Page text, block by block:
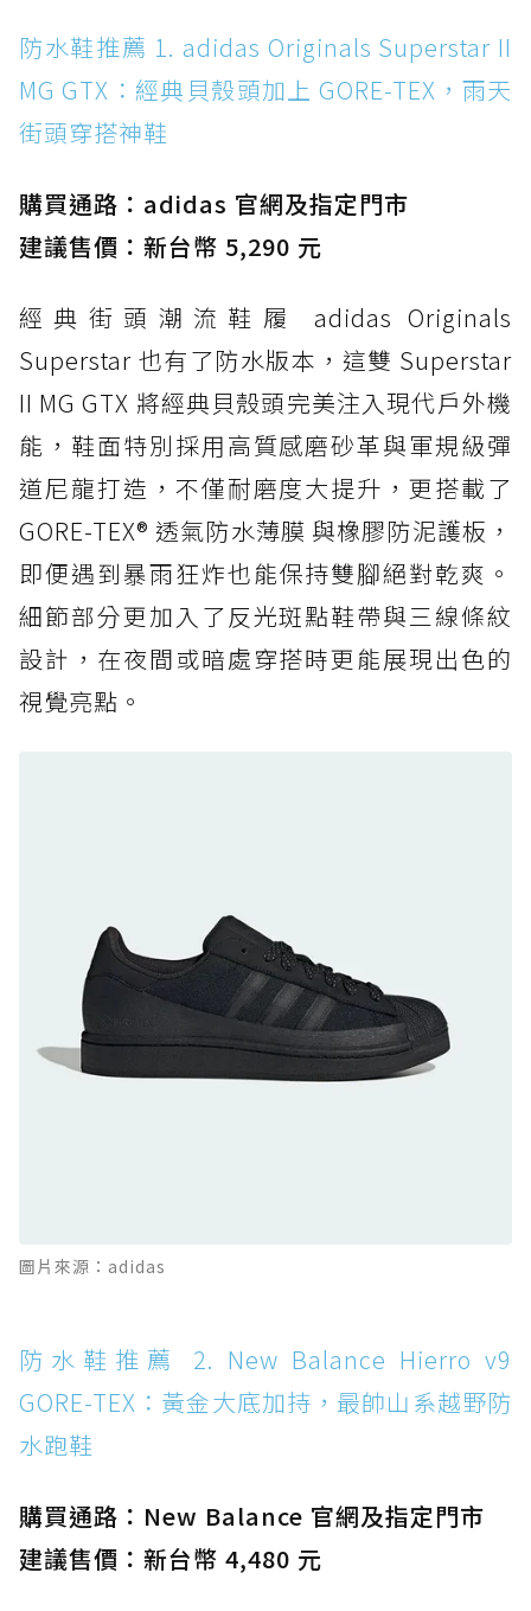
防水鞋推薦 1. adidas Originals Superstar II
MG GTX：經典貝殼頭加上 GORE-TEX，雨天街
頭穿搭神鞋
防水鞋推薦 2. New Balance Hierro v9 GORE-
防水鞋推薦 3. Nike Dunk Low GORE-TEX：
經典 Dunk 輪廓加上防水科技，雨天穿搭帥度不
打折
防水鞋推薦 4. ASICS TRABUCO 14 GTX：搭
載 GORE-TEX 隱形貼合科技，全方位防水神鞋
防水鞋推薦 5. Salomon XT-6 GORE-TEX：潮
人必備山系鞋王！防滑、防水與街頭顏值一次攻
頂
防水鞋推薦 6. HOKA Stinson Evo GTX：越野
復刻厚底，GORE-TEX 防水與增高神器一次滿
防水鞋推薦 7. Timberland Motion Access：
黃靴同級頂級防水，輕量化工裝健走鞋雨天必備
防水鞋推薦 7. Timberland Motion Access：
黃靴同級頂級防水，輕量化工裝健走鞋雨天必備
防水鞋推薦 10. PUMA Voyage NITRO™ 4
GORE-TEX：氮氣中底注入，回彈與防滑兼具的
全天候越野跑鞋
防水鞋推薦 11. On Cloudhorizon 2 WP：腳
感軟彈、搭載 Missiongrip™ 的防水輕越野鞋
Boot：馬汀首款雨靴登場，經典八孔加上全防
防水鞋推薦 14. SKECHERS BADGER
WATERPROOF：一踩即穿懶人神器！搭載固特
異大底與全防水厚底健走鞋
防水鞋推薦 15. Brooks Cascadia 19 GTX：注
防水鞋推薦 1. adidas Originals Superstar II
MG GTX：經典貝殼頭加上 GORE-TEX，雨天
街頭穿搭神鞋
購買通路：adidas 官網及指定門市
建議售價：新台幣 5,290 元
經典街頭潮流鞋履 adidas Originals
Superstar 也有了防水版本，這雙 Superstar
II MG GTX 將經典貝殼頭完美注入現代戶外機
能，鞋面特別採用高質感磨砂革與軍規級彈
道尼龍打造，不僅耐磨度大提升，更搭載了
GORE-TEX® 透氣防水薄膜 與橡膠防泥護板，
即便遇到暴雨狂炸也能保持雙腳絕對乾爽。
細節部分更加入了反光斑點鞋帶與三線條紋
設計，在夜間或暗處穿搭時更能展現出色的
視覺亮點。
圖片來源：adidas
防水鞋推薦 2. New Balance Hierro v9
GORE-TEX：黃金大底加持，最帥山系越野防
水跑鞋
購買通路：New Balance 官網及指定門市
建議售價：新台幣 4,480 元